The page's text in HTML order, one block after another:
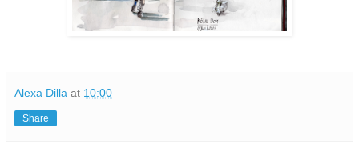
Alexa Dilla at 10:00
Share